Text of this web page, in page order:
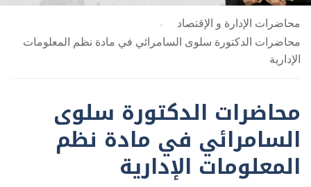
محاضرات الإدارة و الإقتصاد
محاضرات الدكتورة سلوى السامرائي في مادة نظم المعلومات
الإدارية
محاضرات الدكتورة سلوى
السامرائي في مادة نظم
المعلومات الإدارية